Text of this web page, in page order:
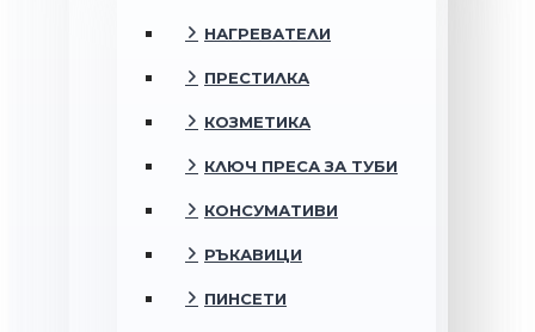
НАГРЕВАТЕЛИ
ПРЕСТИЛКА
КОЗМЕТИКА
КЛЮЧ ПРЕСА ЗА ТУБИ
КОНСУМАТИВИ
РЪКАВИЦИ
ПИНСЕТИ